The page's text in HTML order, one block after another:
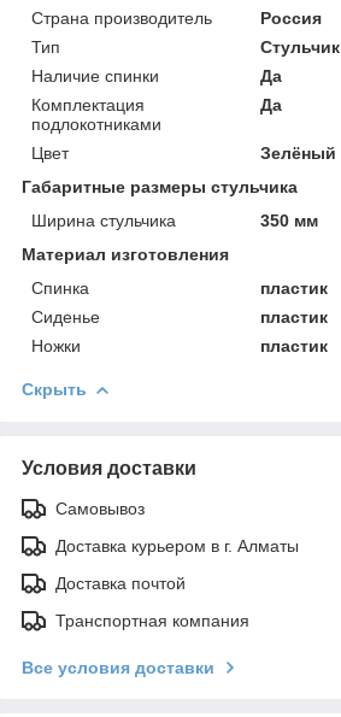
Страна производитель
Россия
Тип
Стульчик
Наличие спинки
Да
Комплектация
подлокотниками
Да
Цвет
Зелёный
Габаритные размеры стульчика
Ширина стульчика
350 мм
Материал изготовления
Спинка
пластик
Сиденье
пластик
Ножки
пластик
Скрыть
Условия доставки
Самовывоз
Доставка курьером в г. Алматы
Доставка почтой
Транспортная компания
Все условия доставки